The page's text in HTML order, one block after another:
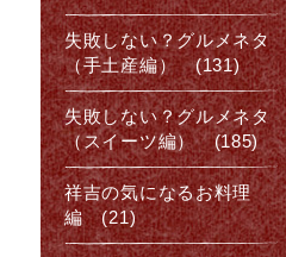
失敗しない？グルメネタ
（手土産編） (131)
失敗しない？グルメネタ
（スイーツ編） (185)
祥吉の気になるお料理
編 (21)